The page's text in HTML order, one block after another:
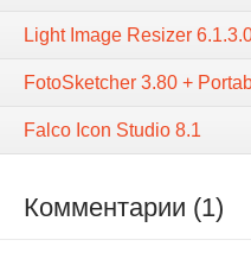
Light Image Resizer
FotoSketcher 3.80 +
Falco Icon Studio 8.1
Комментарии (1)